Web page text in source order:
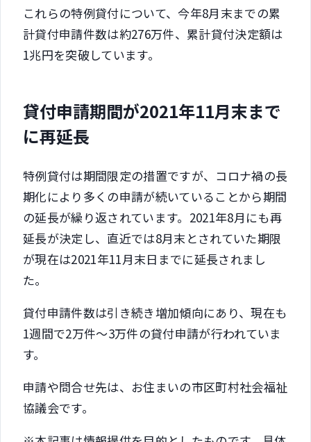
これらの特例貸付について、今年8月末までの累
計貸付申請件数は約276万件、累計貸付決定額は
1兆円を突破しています。
貸付申請期間が2021年11月末まで
に再延長
特例貸付は期間限定の措置ですが、コロナ禍の長
期化により多くの申請が続いていることから期間
の延長が繰り返されています。2021年8月にも再
延長が決定し、直近では8月末とされていた期限
が現在は2021年11月末日までに延長されまし
た。
貸付申請件数は引き続き増加傾向にあり、現在も
1週間で2万件～3万件の貸付申請が行われていま
す。
申請や問合せ先は、お住まいの市区町村社会福祉
協議会です。